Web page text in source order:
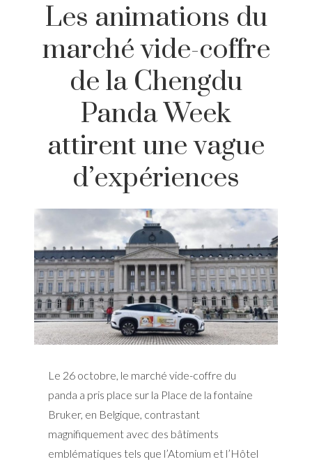
Les animations du
marché vide-coffre
de la Chengdu
Panda Week
attirent une vague
d’expériences
Le 26 octobre, le marché vide-coffre du
panda a pris place sur la Place de la fontaine
Bruker, en Belgique, contrastant
magnifiquement avec des bâtiments
emblématiques tels que l’Atomium et l’Hôtel